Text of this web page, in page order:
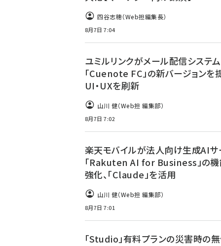
四谷志穂（Web担編集長）
8月7日 7:04
ユミルリンクがメール配信システム
「Cuenote FC」の新バージョンを
UI・UXを刷新
山川 健（Web担 編集部）
8月7日 7:02
楽天モバイルが法人向け生成AIサ
「Rakuten AI for Business」の
強化、「Claude」を活用
山川 健（Web担 編集部）
8月7日 7:01
「Studio」有料プランの災害時の